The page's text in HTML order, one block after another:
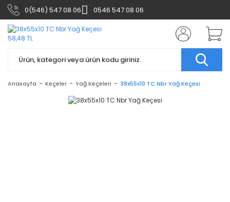
0(546) 547 08 06 0546 547 08 06
Anasayfa Keçeler Yağ Keçeleri 38x55x10 TC Nbr Yağ Keçesi